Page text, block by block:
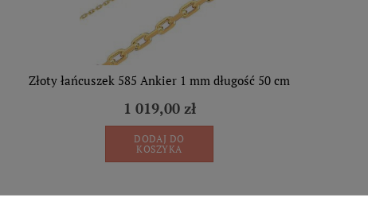
Złoty łańcuszek 585 Ankier 1 mm długość 50 cm
1 019,00 zł
DODAJ DO
KOSZYKA